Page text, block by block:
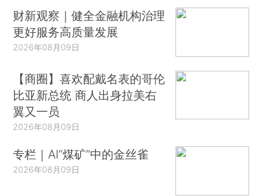
财新观察｜健全金融机构治理
更好服务高质量发展
2026年08月09日
【商圈】喜欢配戴名表的哥伦
比亚新总统 商人出身拉美右
翼又一员
2026年08月09日
专栏｜AI“煤矿”中的金丝雀
2026年08月09日